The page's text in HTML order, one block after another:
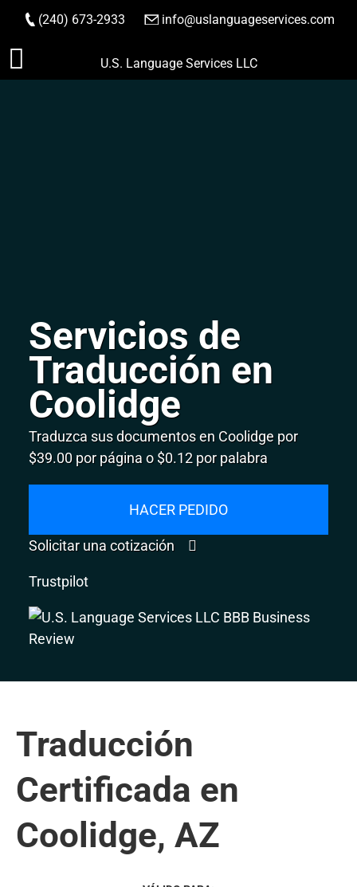
Saltar
(240) 673-2933 info@uslanguageservices.com
HACER PEDIDO
U.S. Language Services LLC
Servicios de
Traducción en
Coolidge
Traduzca sus documentos en Coolidge por
$39.00 por página o $0.12 por palabra
HACER PEDIDO
Solicitar una cotización
Trustpilot
Traducción
Certificada en
Coolidge, AZ